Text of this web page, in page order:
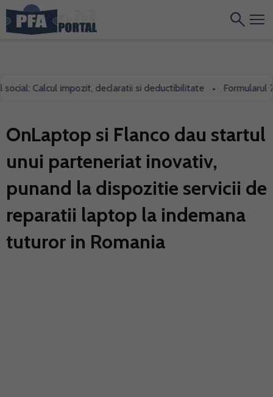
Calcul impozit, declaratii si deductibilitate • Formularul
OnLaptop si Flanco dau startul
unui parteneriat inovativ,
punand la dispozitie servicii de
reparatii laptop la indemana
tuturor in Romania